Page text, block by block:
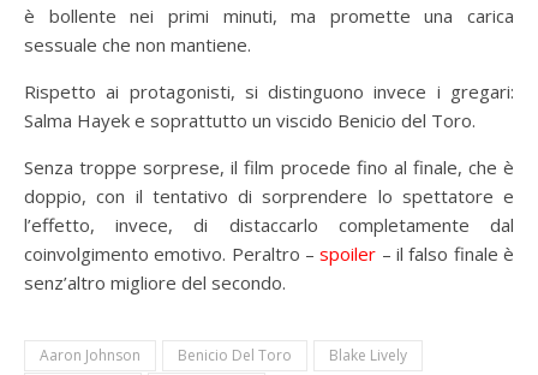
è bollente nei primi minuti, ma promette una carica
sessuale che non mantiene.
Rispetto ai protagonisti, si distinguono invece i gregari:
Salma Hayek e soprattutto un viscido Benicio del Toro.
Senza troppe sorprese, il film procede fino al finale, che è
doppio, con il tentativo di sorprendere lo spettatore e
l’effetto, invece, di distaccarlo completamente dal
coinvolgimento emotivo. Peraltro –spoiler – il falso finale è
senz’altro migliore del secondo.
Aaron Johnson Benicio Del Toro
Blake Lively